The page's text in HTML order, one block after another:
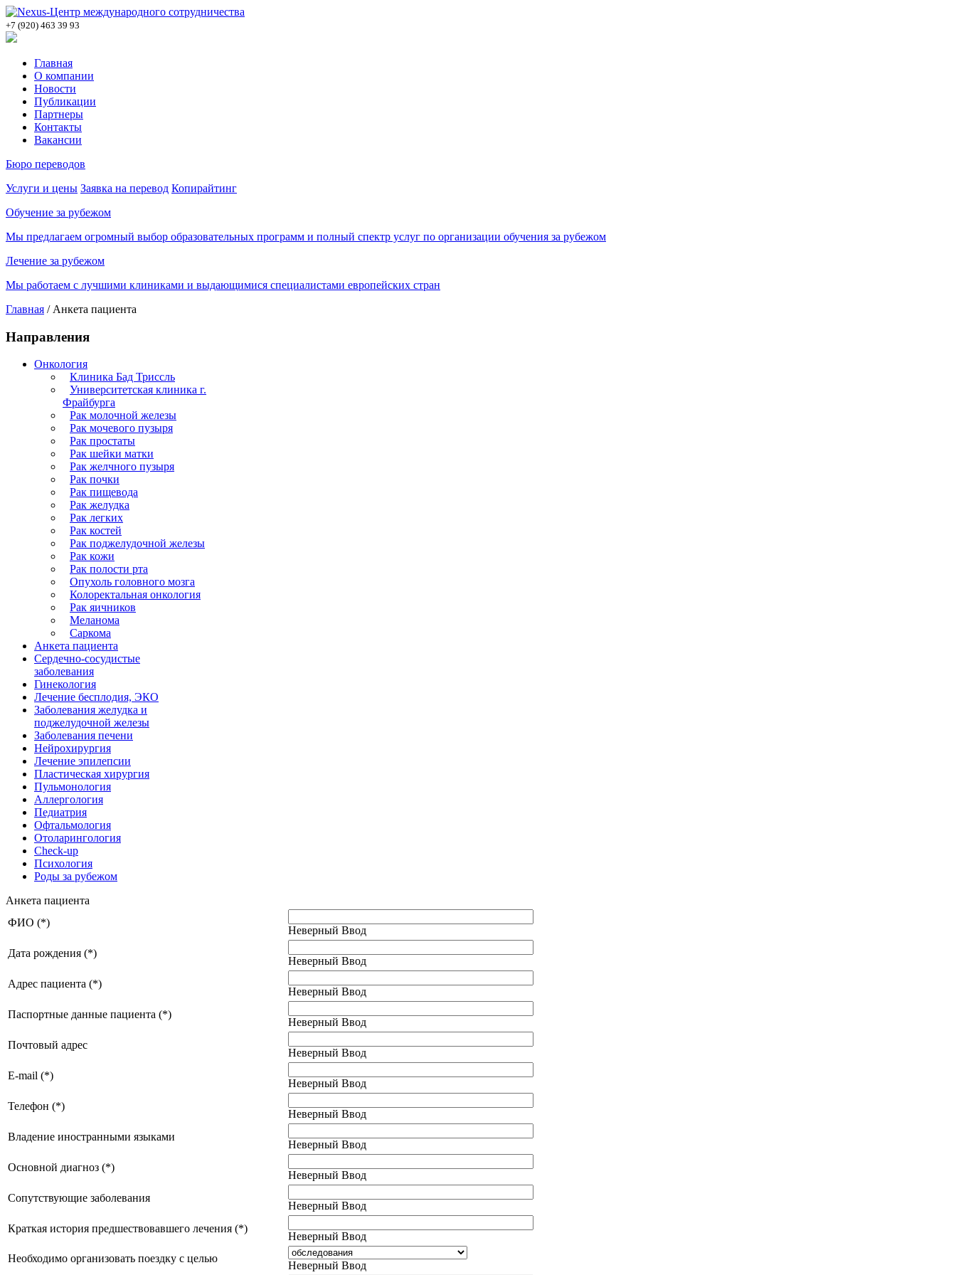
+7 (920) 463 39 93
Главная
О компании
Новости
Публикации
Партнеры
Контакты
Вакансии
Бюро переводов
Услуги и цены Заявка на перевод Копирайтинг
Обучение за рубежом
Мы предлагаем огромный выбор образовательных программ и полный спектр услуг по организации обучения за рубежом
Лечение за рубежом
Мы работаем с лучшими клиниками и выдающимися специалистами европейских стран
Главная / Анкета пациента
Направления
Онкология
Клиника Бад Триссль
Университетская клиника г.
Фрайбурга
Рак молочной железы
Рак мочевого пузыря
Рак простаты
Рак шейки матки
Рак желчного пузыря
Рак почки
Рак пищевода
Рак желудка
Рак легких
Рак костей
Рак поджелудочной железы
Рак кожи
Рак полости рта
Опухоль головного мозга
Колоректальная онкология
Рак яичников
Меланома
Саркома
Анкета пациента
Сердечно-сосудистые
заболевания
Гинекология
Лечение бесплодия, ЭКО
Заболевания желудка и
поджелудочной железы
Заболевания печени
Нейрохирургия
Лечение эпилепсии
Пластическая хирургия
Пульмонология
Аллергология
Педиатрия
Офтальмология
Отоларингология
Check-up
Психология
Роды за рубежом
Анкета пациента
ФИО (*)
Неверный Ввод
Дата рождения (*)
Неверный Ввод
Адрес пациента (*)
Неверный Ввод
Паспортные данные пациента (*)
Неверный Ввод
Почтовый адрес
Неверный Ввод
E-mail (*)
Неверный Ввод
Телефон (*)
Неверный Ввод
Владение иностранными языками
Неверный Ввод
Основной диагноз (*)
Неверный Ввод
Сопутствующие заболевания
Неверный Ввод
Краткая история предшествовавшего лечения (*)
Неверный Ввод
Необходимо организовать поездку с целью
Неверный Ввод